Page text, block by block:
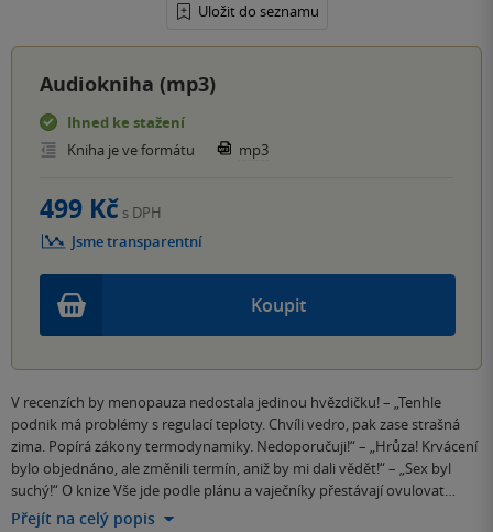
Uložit do seznamu
Audiokniha (mp3)
Ihned ke stažení
Kniha je ve formátu
mp3
Koupit
499 Kč s DPH
Jsme transparentní
V recenzích by menopauza nedostala jedinou hvězdičku! – „Tenhle
podnik má problémy s regulací teploty. Chvíli vedro, pak zase strašná
zima. Popírá zákony termodynamiky. Nedoporučuji!“ – „Hrůza! Krvácení
bylo objednáno, ale změnili termín, aniž by mi dali vědět!“ – „Sex byl
suchý!“ O knize Vše jde podle plánu a vaječníky přestávají ovulovat…
Přejít na celý popis